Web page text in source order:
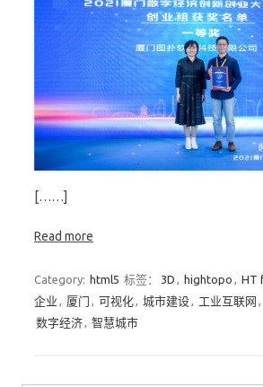
[……]
Read more
Category: html5 标签： 3D , hightopo , HT
企业 , 厦门 , 可视化, 城市建设, 工业互联网 ,
数字经济, 智慧城市